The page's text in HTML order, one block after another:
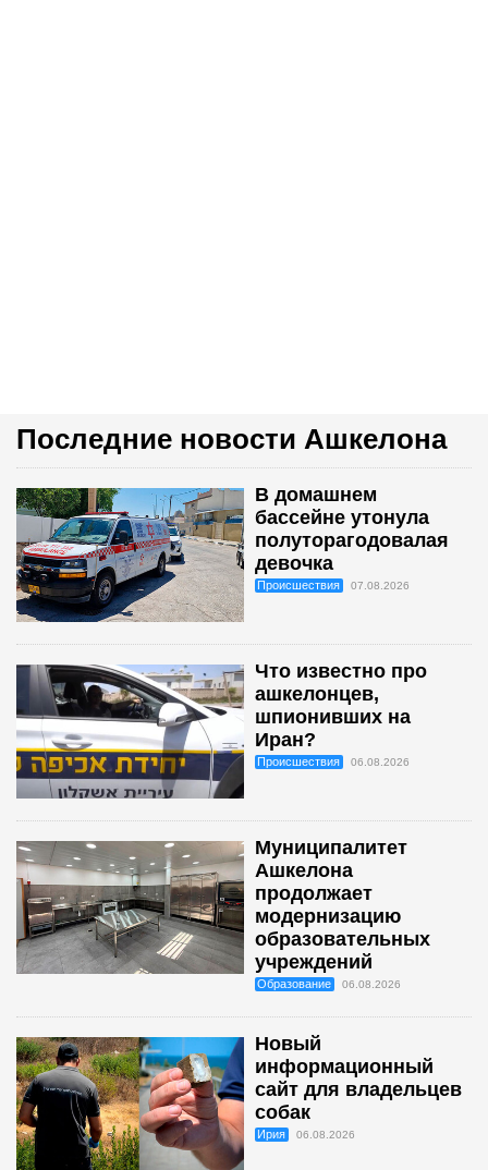
Последние новости Ашкелона
В домашнем
бассейне утонула
полуторагодовалая
девочка
Происшествия 07.08.2026
Что известно про
ашкелонцев,
шпионивших на
Иран?
Происшествия 06.08.2026
Муниципалитет
Ашкелона
продолжает
модернизацию
образовательных
учреждений
Образование 06.08.2026
Новый
информационный
сайт для владельцев
собак
Ирия 06.08.2026